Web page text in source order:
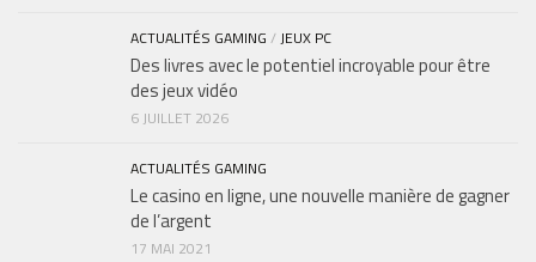
ACTUALITÉS GAMING /JEUX PC
Des livres avec le potentiel incroyable pour être
des jeux vidéo
6 JUILLET 2026
ACTUALITÉS GAMING
Le casino en ligne, une nouvelle manière de gagner
de l’argent
17 MAI 2021